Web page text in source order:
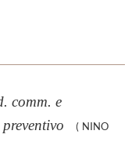
comm. e
( NINO